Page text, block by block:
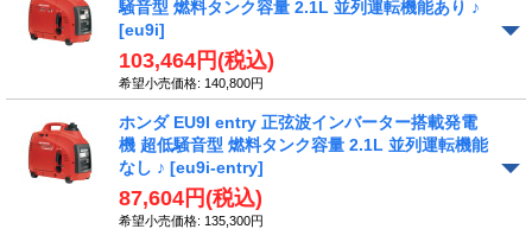
騒音型 燃料タンク容量 2.1L 並列運転機能あり ♪
[eu9i]
103,464円 (税込)
希望小売価格: 140,800円
ホンダ EU9I entry 正弦波インバーター搭載発電
機 超低騒音型 燃料タンク容量 2.1L 並列運転機能
なし ♪ [eu9i-entry]
87,604円 (税込)
希望小売価格: 135,300円